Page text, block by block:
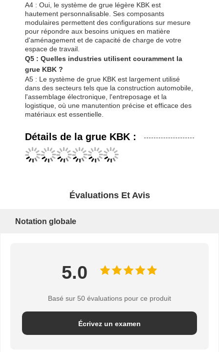
A4 : Oui, le système de grue légère KBK est
hautement personnalisable. Ses composants
modulaires permettent des configurations sur mesure
pour répondre aux besoins uniques en matière
d'aménagement et de capacité de charge de votre
espace de travail.
Q5 : Quelles industries utilisent couramment la
grue KBK ?
A5 : Le système de grue KBK est largement utilisé
dans des secteurs tels que la construction automobile,
l'assemblage électronique, l'entreposage et la
logistique, où une manutention précise et efficace des
matériaux est essentielle.
Détails de la grue KBK :
Évaluations Et Avis
Notation globale
5.0
Basé sur 50 évaluations pour ce produit
Écrivez un examen